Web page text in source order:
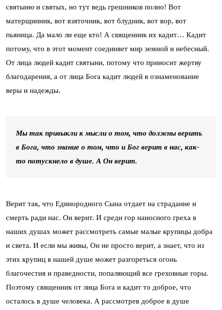
святыню и святых, но тут ведь грешников полно! Вот
матерщинник, вот взяточник, вот блудник, вот вор, вот
пьяница. Да мало ли еще кто! А священник их кадит… Кадит
потому, что в этот момент соединяет мир земной и небесный.
От лица людей кадит святыни, потому что приносит жертву
благодарения, а от лица Бога кадит людей в ознаменование
веры и надежды.
Мы так привыкли к мысли о том, что должны верить
в Бога, что знание о том, что и Бог верит в нас, как-
то потускнело в душе. А Он верит.
Верит так, что Единородного Сына отдает на страдание и
смерть ради нас. Он верит. И среди гор наносного греха в
наших душах может рассмотреть самые малые крупицы добра
и света. И если мы живы, Он не просто верит, а знает, что из
этих крупиц в нашей душе может разгореться огонь
благочестия и праведности, попаляющий все греховные горы.
Поэтому священник от лица Бога и кадит то доброе, что
осталось в душе человека. А рассмотрев доброе в душе